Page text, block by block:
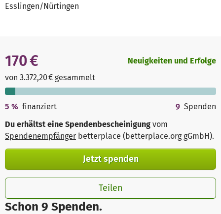
Esslingen/Nürtingen
Schon 9 Spenden.
170 €
von 3.372,20 € gesammelt
Neuigkeiten und Erfolge
5 % finanziert 9 Spenden
Du erhältst eine Spendenbescheinigung vom
Spendenempfänger betterplace (betterplace.org gGmbH).
Jetzt spenden
Teilen